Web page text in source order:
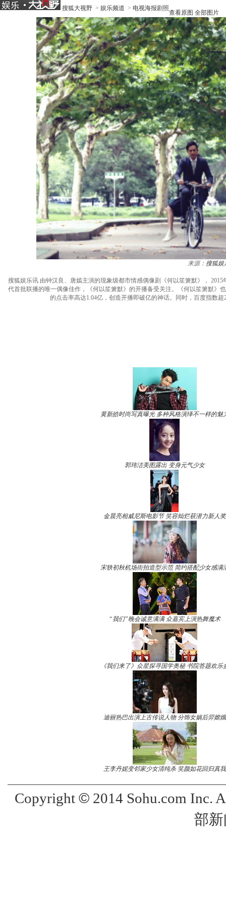
搜狐大视野 > 娱乐频道 > 电视海报剧照
查看原图 全部图片
来源： 搜狐娱
搜狐娱乐讯 由钟汉良、唐嫣主演的现象级都市情感偶像剧《何以笙箫默》，
代首批联播的唯一偶像佳作，《何以笙箫默》的开播备受关注。《何以笙箫默》
的点击率高达1.04亿，创造开播即破亿的神话。同时，百度指数
黄新皓时尚写真曝光 多种风格演绎不一样的魅
郭玮洁美图露出 变身元气少女
金晨亮相威尼斯电影节 笑容灿烂获潜力新人奖
宋轶初秋机场街拍造型示范 简约搭配少女感满
“我们”晚会诚意满满 众嘉宾上演热舞魔术
《我们来了》众星探寻国学奥秘 书院答题欢乐
迪丽热巴出演上古传说人物 分饰女娲后羿嫦娥
王李丹妮变邻家少女清纯杀 笑颜如花回归真我
Copyright ©2014 Sohu.com Inc.
部